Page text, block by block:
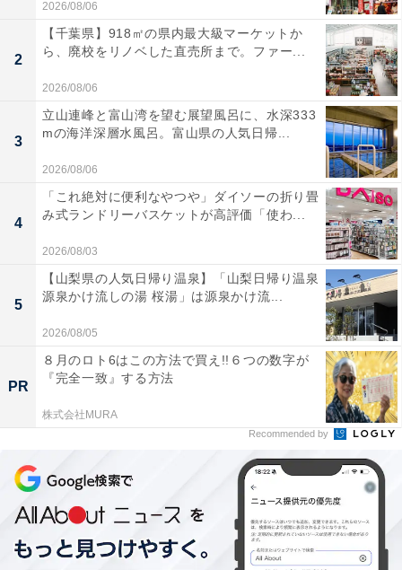
2026/08/06
2
【千葉県】918㎡の県内最大級マーケットか
ら、廃校をリノベした直売所まで。ファー...
2026/08/06
3
立山連峰と富山湾を望む展望風呂に、水深333
mの海洋深層水風呂。富山県の人気日帰...
2026/08/06
4
「これ絶対に便利なやつや」ダイソーの折り畳
み式ランドリーバスケットが高評価「使わ...
2026/08/03
5
【山梨県の人気日帰り温泉】「山梨日帰り温泉
源泉かけ流しの湯 桜湯」は源泉かけ流...
2026/08/05
PR
８月のロト6はこの方法で買え!!６つの数字が
『完全一致』する方法
株式会社MURA
Recommended by